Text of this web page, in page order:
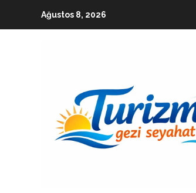
Ağustos 8, 2026